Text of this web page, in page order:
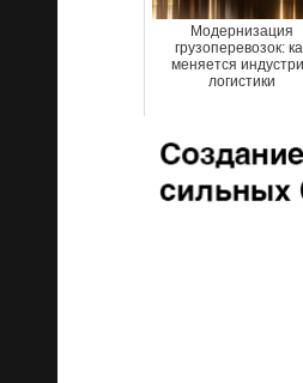
Модернизация
грузоперевозок:
меняется
логистики